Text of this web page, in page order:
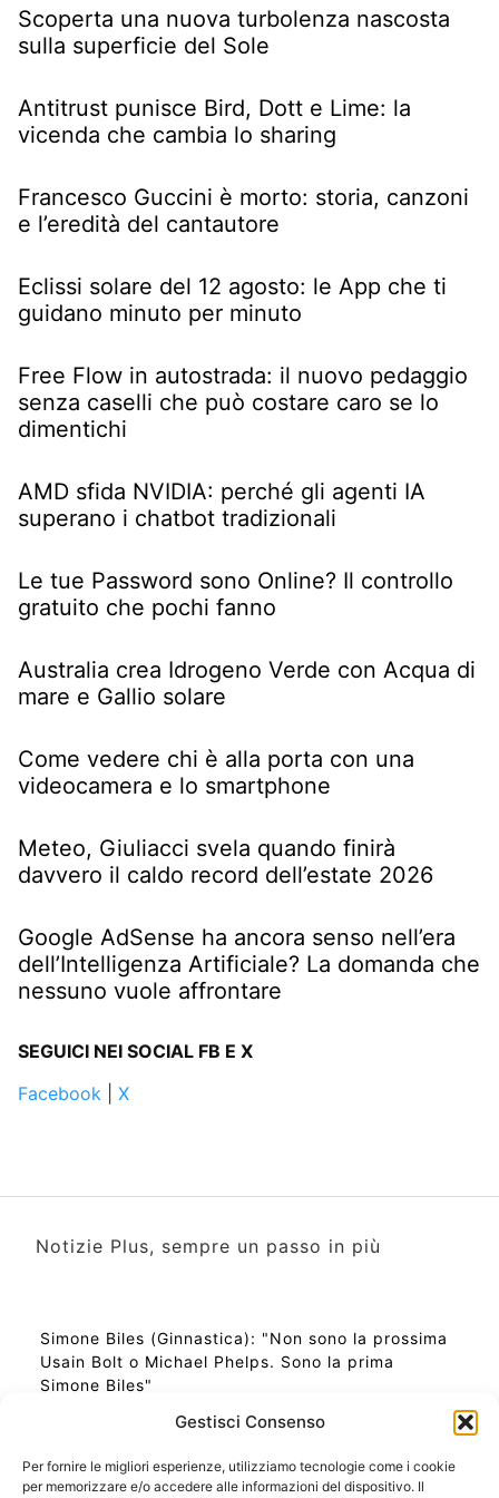
Gestisci Consenso
Per fornire le migliori esperienze, utilizziamo tecnologie come i cookie
per memorizzare e/o accedere alle informazioni del dispositivo. Il
Scoperta una nuova turbolenza nascosta
sulla superficie del Sole
Antitrust punisce Bird, Dott e Lime: la
vicenda che cambia lo sharing
Francesco Guccini è morto: storia, canzoni
e l’eredità del cantautore
Eclissi solare del 12 agosto: le App che ti
guidano minuto per minuto
Free Flow in autostrada: il nuovo pedaggio
senza caselli che può costare caro se lo
dimentichi
AMD sfida NVIDIA: perché gli agenti IA
superano i chatbot tradizionali
Le tue Password sono Online? Il controllo
gratuito che pochi fanno
Australia crea Idrogeno Verde con Acqua di
mare e Gallio solare
Come vedere chi è alla porta con una
videocamera e lo smartphone
Meteo, Giuliacci svela quando finirà
davvero il caldo record dell’estate 2026
Google AdSense ha ancora senso nell’era
dell’Intelligenza Artificiale? La domanda che
nessuno vuole affrontare
SEGUICI NEI SOCIAL FB E X
Facebook
X
Notizie Plus, sempre un passo in più
Simone Biles (Ginnastica): "Non sono la prossima
Usain Bolt o Michael Phelps. Sono la prima
Simone Biles"
Ora Esatta in Italia in questo momento